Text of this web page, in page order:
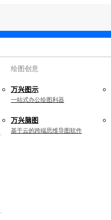
绘图创意
万兴图示
一站式办公绘图利器
万兴脑图
基于云的跨端思维导图软件